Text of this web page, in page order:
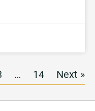
… 14 Next »